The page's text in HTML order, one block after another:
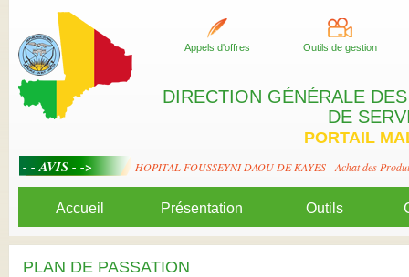
Appels d'offres Outils de gestion
DIRECTION GÉNÉRALE
DE
PORTAIL
(pont-barrage, mare) HOPITAL FOUSSEYNI DAOU DE KAYES - Achat des
Accueil Présentation Outils
PLAN DE PASSATION